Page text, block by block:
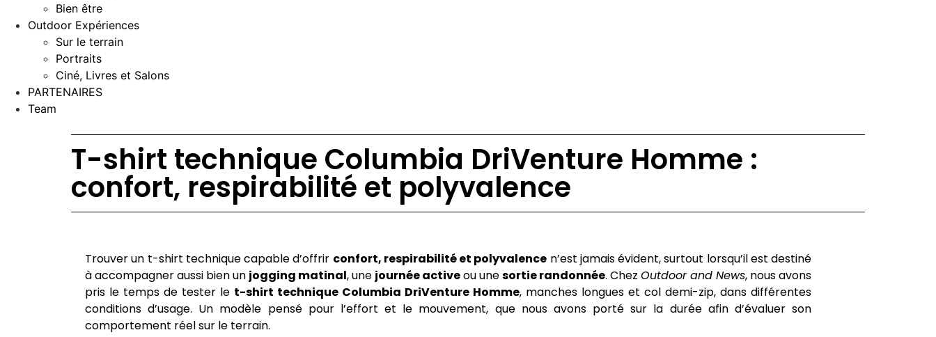
Bien être
Outdoor Expériences
Sur le terrain
Portraits
Ciné, Livres et Salons
PARTENAIRES
Team
T-shirt technique Columbia DriVenture Homme :
confort, respirabilité et polyvalence
Trouver un t-shirt technique capable d’offrir confort, respirabilité et polyvalence n’est jamais évident, surtout lorsqu’il est destiné
à accompagner aussi bien un jogging matinal, une journée activeou unesortie randonnée. Chez Outdoor and News, nous avons
pris le temps de tester le t-shirt technique Columbia DriVenture Homme, manches longues et col demi-zip, dans différentes
conditions d’usage. Un modèle pensé pour l’effort et le mouvement, que nous avons porté sur la durée afin d’évaluer son
comportement réel sur le terrain.